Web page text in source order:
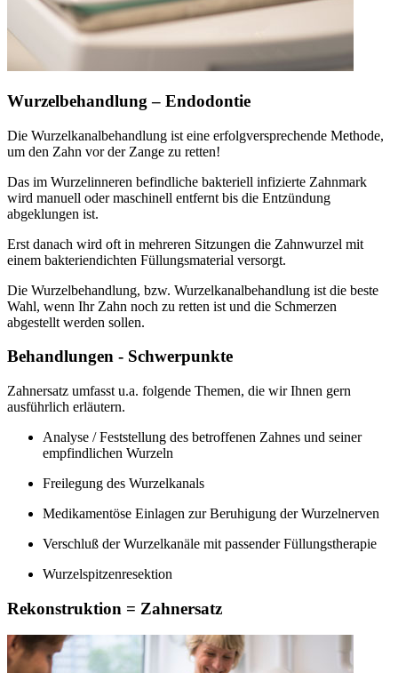
Wurzelbehandlung – Endodontie
Die Wurzelkanalbehandlung ist eine erfolgversprechende Methode,
um den Zahn vor der Zange zu retten!
Das im Wurzelinneren befindliche bakteriell infizierte Zahnmark
wird manuell oder maschinell entfernt bis die Entzündung
abgeklungen ist.
Erst danach wird oft in mehreren Sitzungen die Zahnwurzel mit
einem bakteriendichten Füllungsmaterial versorgt.
Die Wurzelbehandlung, bzw. Wurzelkanalbehandlung ist die beste
Wahl, wenn Ihr Zahn noch zu retten ist und die Schmerzen
abgestellt werden sollen.
Behandlungen - Schwerpunkte
Zahnersatz umfasst u.a. folgende Themen, die wir Ihnen gern
ausführlich erläutern.
Analyse / Feststellung des betroffenen Zahnes und seiner
empfindlichen Wurzeln
Freilegung des Wurzelkanals
Medikamentöse Einlagen zur Beruhigung der Wurzelnerven
Verschluß der Wurzelkanäle mit passender Füllungstherapie
Wurzelspitzenresektion
Rekonstruktion = Zahnersatz